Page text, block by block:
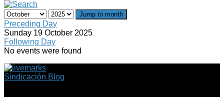
Jump to month
Preceding Day
Sunday 19 October 2025
Following Day
No events were found
Sindicación Blog